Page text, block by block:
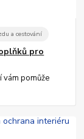
a cestování
pro
vám pomůže